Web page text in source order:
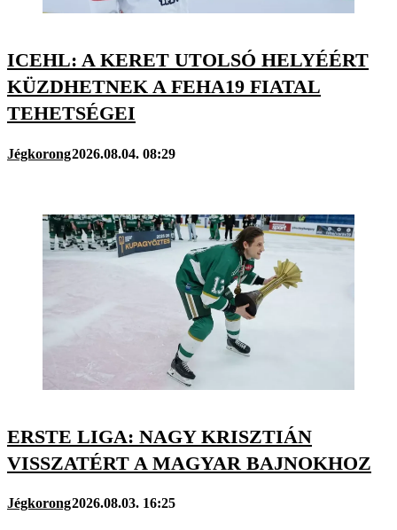
ICEHL: A KERET UTOLSÓ HELYÉÉRT
KÜZDHETNEK A FEHA19 FIATAL
TEHETSÉGEI
Jégkorong2026.08.04. 08:29
ERSTE LIGA: NAGY KRISZTIÁN
VISSZATÉRT A MAGYAR BAJNOKHOZ
Jégkorong2026.08.03. 16:25